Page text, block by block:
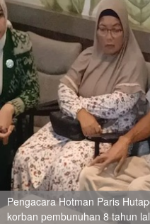
Pengacara Hotman Paris
korban pembunuhan 8 tahun